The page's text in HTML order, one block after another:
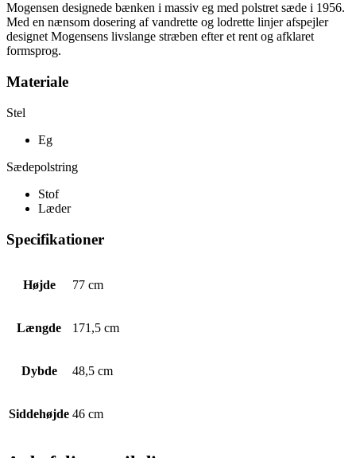
Mogensen designede bænken i massiv eg med polstret sæde i 1956.
Med en nænsom dosering af vandrette og lodrette linjer afspejler
designet Mogensens livslange stræben efter et rent og afklaret
formsprog.
Materiale
Stel
Eg
Sædepolstring
Stof
Læder
Specifikationer
Højde 77 cm
Længde 171,5 cm
Dybde 48,5 cm
Siddehøjde 46 cm